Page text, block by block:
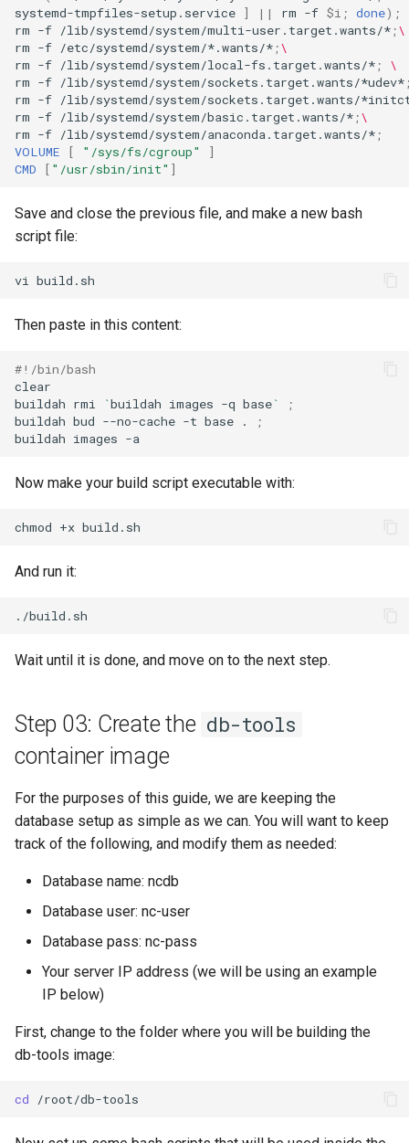
systemd-tmpfiles-setup.service ] || rm -f $i ; done) ;
rm -f /lib/systemd/system/multi-user.target.wants/* ;\
rm -f /etc/systemd/system/*.wants/* ;\
rm -f /lib/systemd/system/local-fs.target.wants/* ;
\
rm -f /lib/systemd/system/sockets.target.wants/*udev*
rm -f /lib/systemd/system/sockets.target.wants/
rm -f /lib/systemd/system/basic.target.wants/* ;\
rm -f /lib/systemd/system/anaconda.target.wants/* ;
VOLUME
[ "/sys/fs/cgroup"
]
CMD
[ "/usr/sbin/init" ]
Save and close the previous file, and make a new bash
script file:
vi
Then paste in this content:
#!/bin/bash
clear
buildah rmi `buildah images -q base`
;
buildah bud --no-cache -t base .
;
buildah images
Now make your build script executable with:
chmod +x
And run it:
Wait until it is done, and move on to the next step.
Step 03: Create the db-tools
container image
For the purposes of this guide, we are keeping the
database setup as simple as we can. You will want to keep
track of the following, and modify them as needed:
Database name: ncdb
Database user: nc-user
Database pass: nc-pass
Your server IP address (we will be using an example
IP below)
First, change to the folder where you will be building the
db-tools image:
cd